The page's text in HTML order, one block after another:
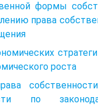
формы
права
роста
по